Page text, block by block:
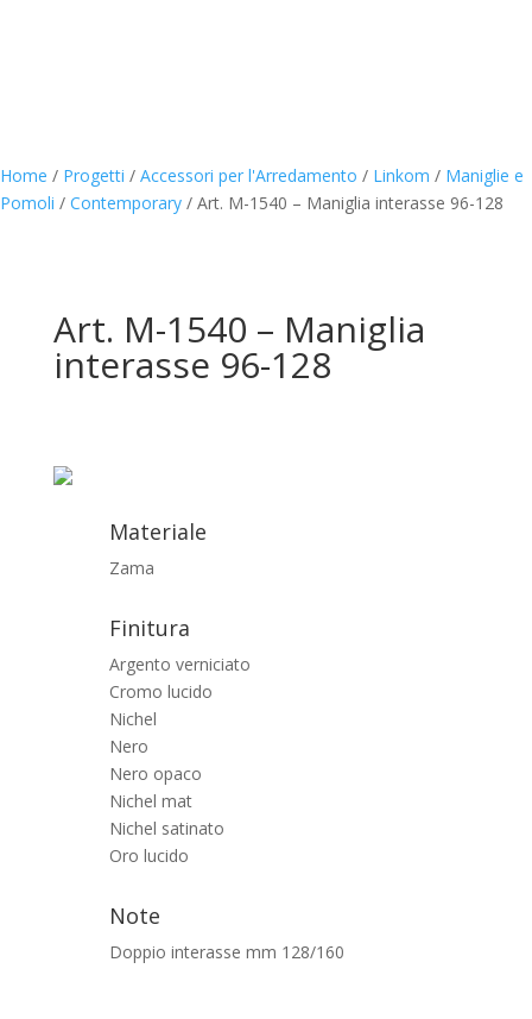
Home / Progetti / Accessori per l'Arredamento / Linkom / Maniglie e
Pomoli / Contemporary / Art. M-1540 – Maniglia interasse 96-128
Art. M-1540 – Maniglia
interasse 96-128
Materiale
Zama
Finitura
Argento verniciato
Cromo lucido
Nichel
Nero
Nero opaco
Nichel mat
Nichel satinato
Oro lucido
Note
Doppio interasse mm 128/160